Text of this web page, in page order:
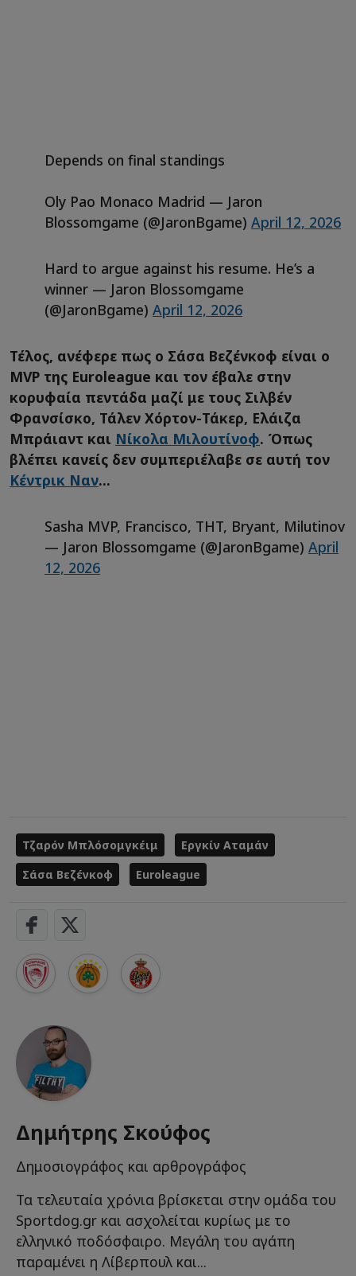
Depends on final standings
Oly Pao Monaco Madrid — Jaron
Blossomgame (@JaronBgame) April 12, 2026
Hard to argue against his resume. He’s a
winner — Jaron Blossomgame
(@JaronBgame) April 12, 2026
Τέλος, ανέφερε πως ο Σάσα Βεζένκοφ είναι ο
MVP της Euroleague και τον έβαλε στην
κορυφαία πεντάδα μαζί με τους Σιλβέν
Φρανσίσκο, Τάλεν Χόρτον-Τάκερ, Ελάιζα
Μπράιαντ και Νίκολα Μιλουτίνοφ. Όπως
βλέπει κανείς δεν συμπεριέλαβε σε αυτή τον
Κέντρικ Ναν...
Sasha MVP, Francisco, THT, Bryant, Milutinov
— Jaron Blossomgame (@JaronBgame) April
12, 2026
Τζαρόν Μπλόσομγκέιμ
Εργκίν Αταμάν
Σάσα Βεζένκοφ
Euroleague
Δημήτρης Σκούφος
Δημοσιογράφος και αρθρογράφος
Τα τελευταία χρόνια βρίσκεται στην ομάδα του
Sportdog.gr και ασχολείται κυρίως με το
ελληνικό ποδόσφαιρο. Μεγάλη του αγάπη
παραμένει η Λίβερπουλ και...